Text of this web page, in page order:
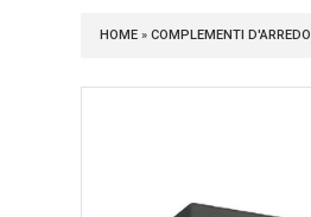
HOME» COMPLEMENTI D'ARREDO